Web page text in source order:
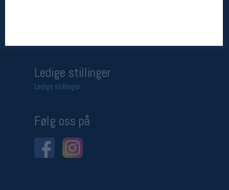
Ledige stillinger
Ledige stillinger
Følg oss på